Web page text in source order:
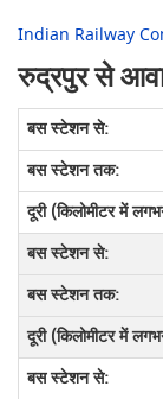
Indian Railway
रुद्रपुर से